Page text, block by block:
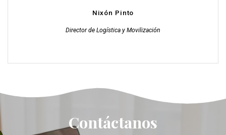
Nixón Pinto
Director de Logística y Movilización
Contáctanos